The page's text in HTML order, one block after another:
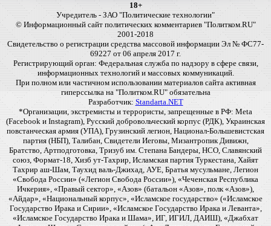
18+
Учредитель - ЗАО "Политические технологии"
© Информационный сайт политических комментариев "Политком.RU"
2001-2018
Свидетельство о регистрации средства массовой информации Эл № ФС77-
69227 от 06 апреля 2017 г.
Регистрирующий орган: Федеральная служба по надзору в сфере связи,
информационных технологий и массовых коммуникаций.
При полном или частичном использовании материалов сайта активная
гиперссылка на "Политком.RU" обязательна
Разработчик: Standarta.NET
*Организации, экстремисты и террористы, запрещенные в РФ: Meta
(Facebook и Instagram), Русский добровольческий корпус (РДК), Украинская
повстанческая армия (УПА), Грузинский легион, Национал-Большевистская
партия (НБП), Талибан, Свидетели Иеговы, Мизантропик Дивижн,
Братство, Артподготовка, Тризуб им. Степана Бандеры, НСО, Славянский
союз, Формат-18, Хизб ут-Тахрир, Исламская партия Туркестана, Хайят
Тахрир аш-Шам, Таухид валь-Джихад, АУЕ, Братья мусульмане, Легион
«Свобода России» («Легион Свобода России»), «Чеченская Республика
Ичкерия», «Правый сектор», «Азов» (батальон «Азов», полк «Азов»),
«Айдар», «Национальный корпус», «Исламское государство» («Исламское
Государство Ирака и Сирии», «Исламское Государство Ирака и Леванта»,
«Исламское Государство Ирака и Шама», ИГ, ИГИЛ, ДАИШ), «Джабхат